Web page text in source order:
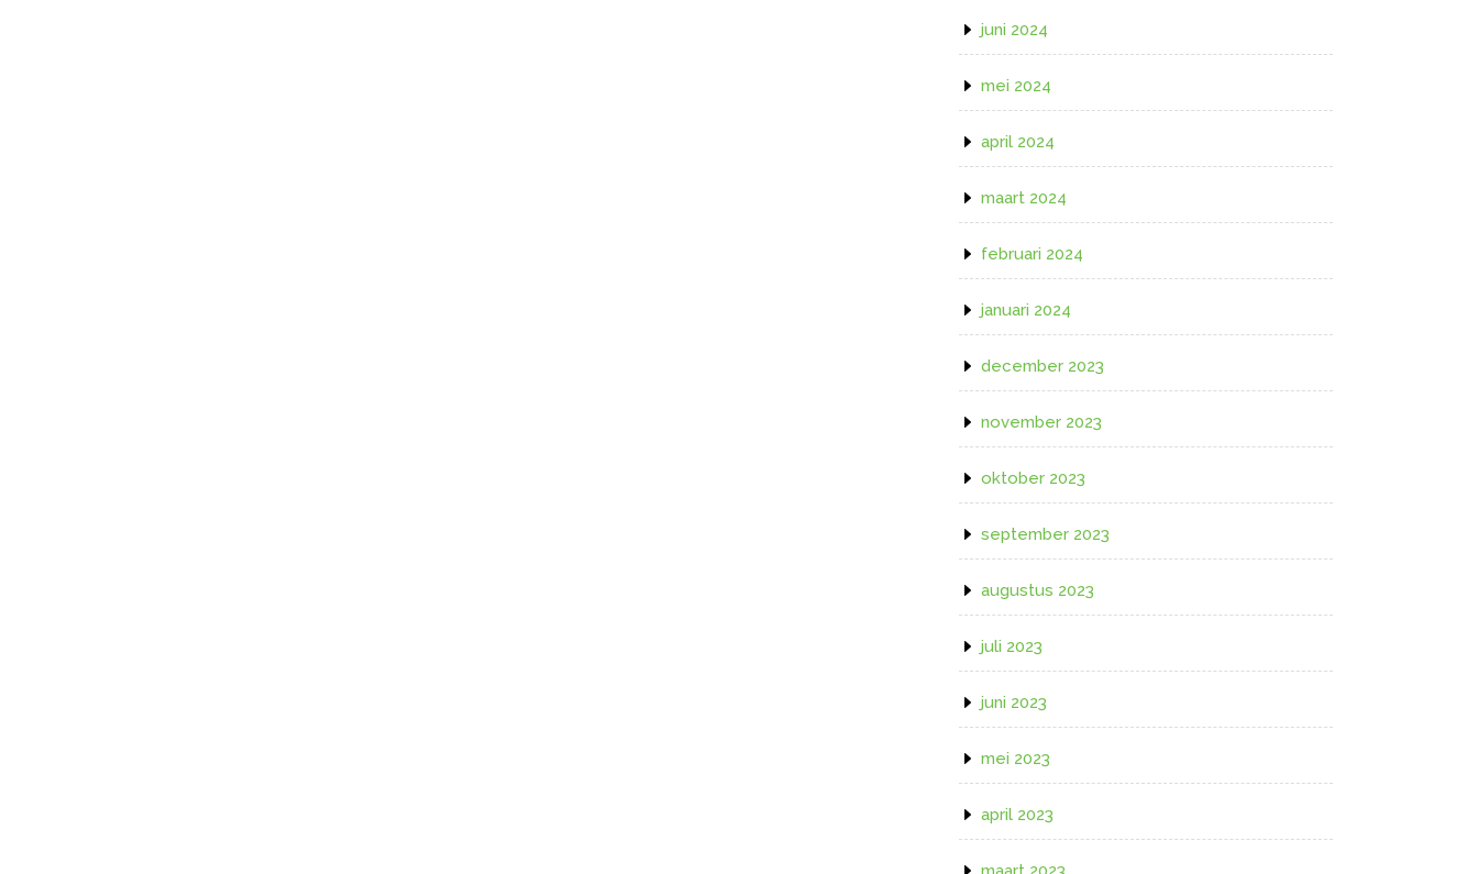
juni 2024
mei 2024
april 2024
maart 2024
februari 2024
januari 2024
december 2023
november 2023
oktober 2023
september 2023
augustus 2023
juli 2023
juni 2023
mei 2023
april 2023